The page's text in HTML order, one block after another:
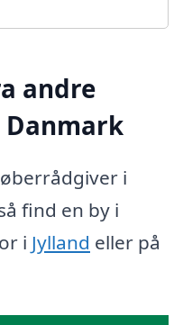
andre
i
find en by i
i Jylland eller på